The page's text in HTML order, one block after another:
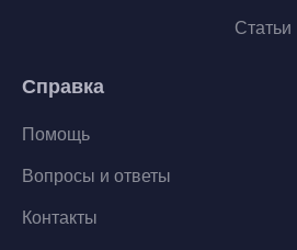
Статьи
Справка
Помощь
Вопросы и ответы
Контакты